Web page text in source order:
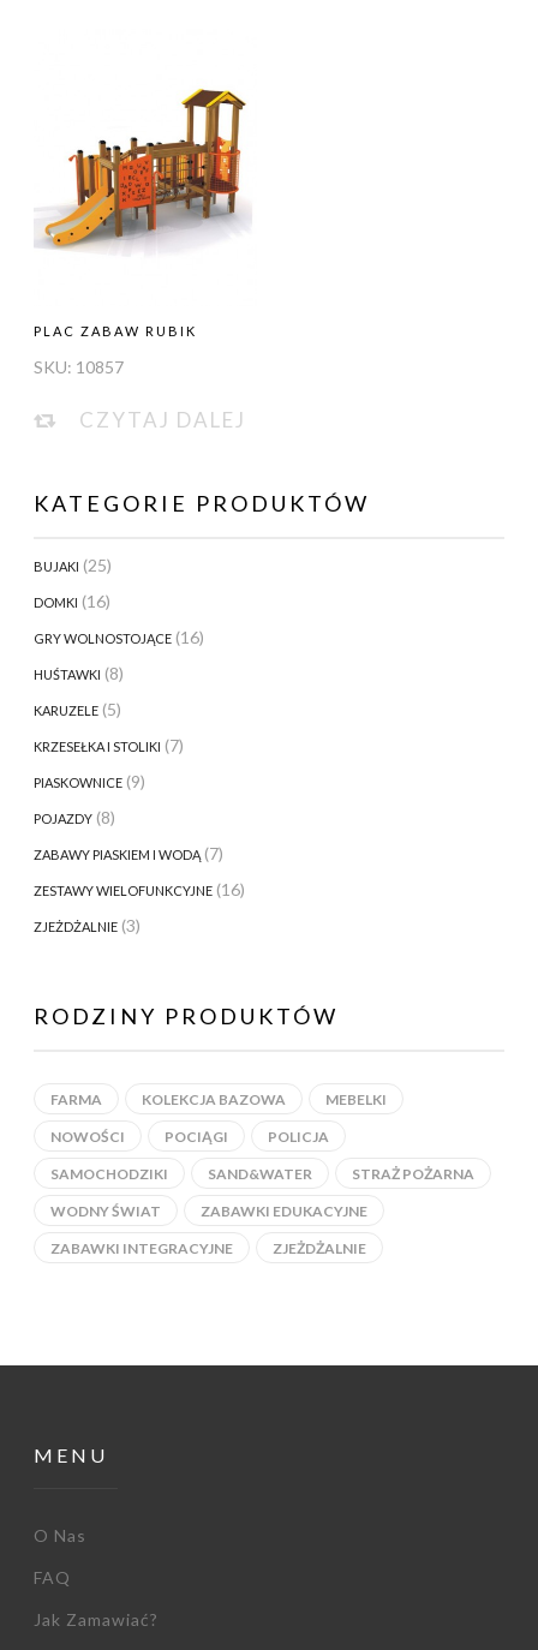
PLAC ZABAW RUBIK
SKU: 10857
CZYTAJ DALEJ
KATEGORIE PRODUKTÓW
BUJAKI (25)
DOMKI (16)
GRY WOLNOSTOJĄCE (16)
HUŚTAWKI (8)
KARUZELE (5)
KRZESEŁKA I STOLIKI (7)
PIASKOWNICE (9)
POJAZDY (8)
ZABAWY PIASKIEM I WODĄ (7)
ZESTAWY WIELOFUNKCYJNE (16)
ZJEŻDŻALNIE (3)
RODZINY PRODUKTÓW
FARMA KOLEKCJA BAZOWA MEBELKI
NOWOŚCI POCIĄGI POLICJA
SAMOCHODZIKI SAND&WATER STRAŻ POŻARNA
WODNY ŚWIAT ZABAWKI EDUKACYJNE
ZABAWKI INTEGRACYJNE ZJEŻDŻALNIE
MENU
O Nas
FAQ
Jak Zamawiać?